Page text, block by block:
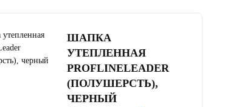
ШАПКА
УТЕПЛЕННАЯ
PROFLINELEADER
(ПОЛУШЕРСТЬ),
ЧЕРНЫЙ